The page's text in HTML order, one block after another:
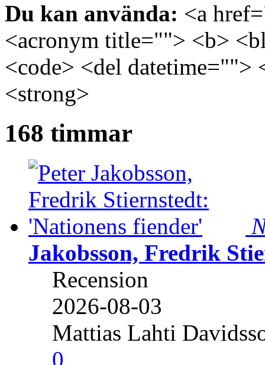
Du kan använda: <a
<acronym title=""> <b>
<code> <del
<strong>
168 timmar
Jakobsson, Fredrik
Recension
2026-08-03
Mattias Lahti
0